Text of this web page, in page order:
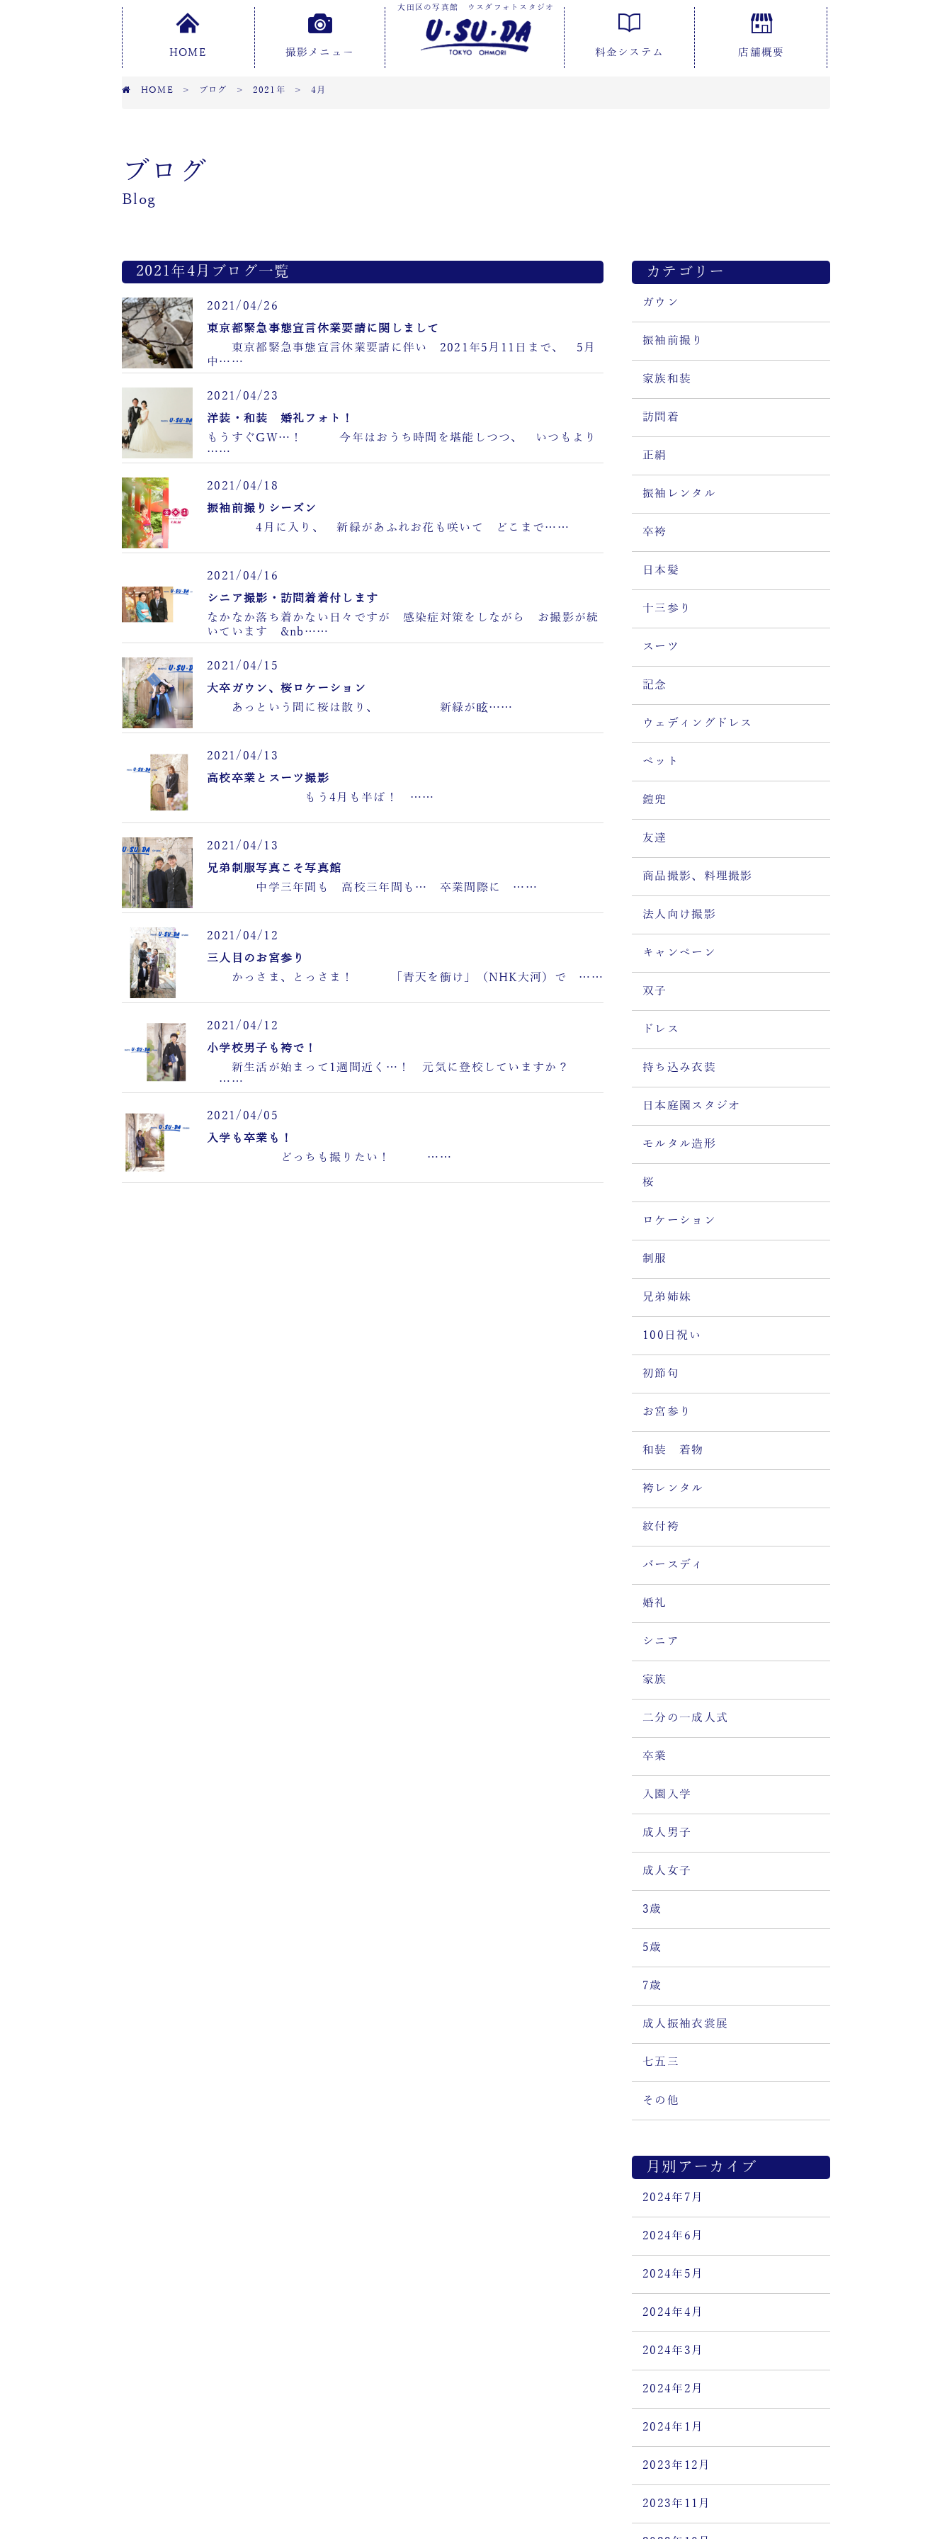
大田区の写真館 ウスダフォトスタジオ
HOME 撮影メニュー 料金システム 店舗概要
HOME > ブログ > 2021年 > 4月
ブログ
Blog
2021年4月ブログ一覧
2021/04/26
東京都緊急事態宣言休業要請に関しまして
東京都緊急事態宣言休業要請に伴い 2021年5月11日まで、 5月
中……
2021/04/23
洋装・和装 婚礼フォト！
もうすぐGW…！ 今年はおうち時間を堪能しつつ、 いつもより
……
2021/04/18
振袖前撮りシーズン
4月に入り、 新緑があふれお花も咲いて どこまで……
2021/04/16
シニア撮影・訪問着着付します
なかなか落ち着かない日々ですが 感染症対策をしながら お撮影が続
いています &nb……
2021/04/15
大卒ガウン、桜ロケーション
あっという間に桜は散り、 新緑が眩……
2021/04/13
高校卒業とスーツ撮影
もう4月も半ば！ ……
2021/04/13
兄弟制服写真こそ写真館
中学三年間も 高校三年間も… 卒業間際に ……
2021/04/12
三人目のお宮参り
かっさま、とっさま！ 「青天を衝け」（NHK大河）で ……
2021/04/12
小学校男子も袴で！
新生活が始まって1週間近く…！ 元気に登校していますか？
……
2021/04/05
入学も卒業も！
どっちも撮りたい！ ……
カテゴリー
ガウン
振袖前撮り
家族和装
訪問着
正絹
振袖レンタル
卒袴
日本髪
十三参り
スーツ
記念
ウェディングドレス
ペット
鎧兜
友達
商品撮影、料理撮影
法人向け撮影
キャンペーン
双子
ドレス
持ち込み衣装
日本庭園スタジオ
モルタル造形
桜
ロケーション
制服
兄弟姉妹
100日祝い
初節句
お宮参り
和装 着物
袴レンタル
紋付袴
バースディ
婚礼
シニア
家族
二分の一成人式
卒業
入園入学
成人男子
成人女子
3歳
5歳
7歳
成人振袖衣裳展
七五三
その他
月別アーカイブ
2024年7月
2024年6月
2024年5月
2024年4月
2024年3月
2024年2月
2024年1月
2023年12月
2023年11月